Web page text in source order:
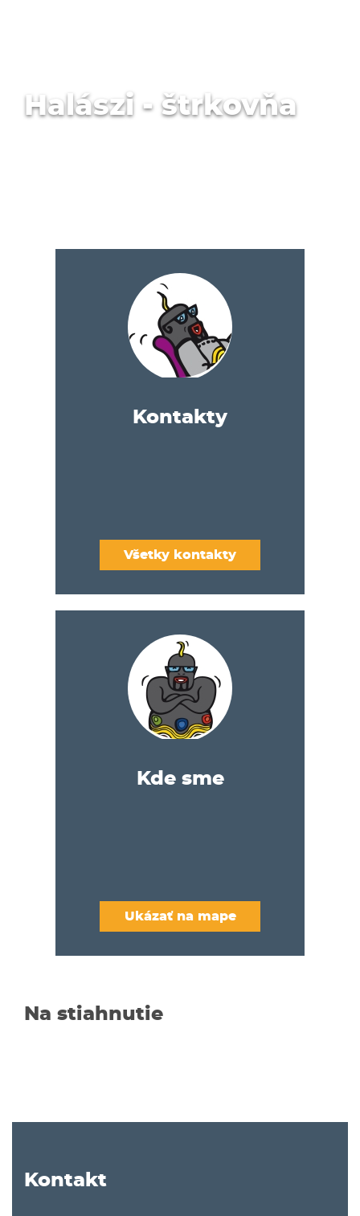
Halászi - štrkovňa
Kontakty
Všetky kontakty
Kde sme
Ukázať na mape
Na stiahnutie
Kontakt